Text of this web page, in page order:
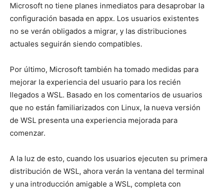
Microsoft no tiene planes inmediatos para desaprobar la
configuración basada en appx. Los usuarios existentes
no se verán obligados a migrar, y las distribuciones
actuales seguirán siendo compatibles.
Por último, Microsoft también ha tomado medidas para
mejorar la experiencia del usuario para los recién
llegados a WSL. Basado en los comentarios de usuarios
que no están familiarizados con Linux, la nueva versión
de WSL presenta una experiencia mejorada para
comenzar.
A la luz de esto, cuando los usuarios ejecuten su primera
distribución de WSL, ahora verán la ventana del terminal
y una introducción amigable a WSL, completa con